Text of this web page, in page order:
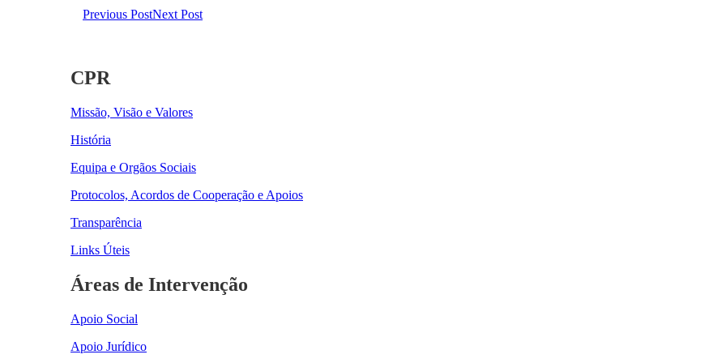
Previous PostNext Post
CPR
Missão, Visão e Valores
História
Equipa e Orgãos Sociais
Protocolos, Acordos de Cooperação e Apoios
Transparência
Links Úteis
Áreas de Intervenção
Apoio Social
Apoio Jurídico